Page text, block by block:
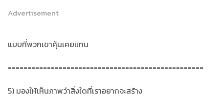
Advertisement
แบบที่พวกเขาคุ้นเคยแทน
==================================================
5) มองให้เห็นภาพว่าสิ่งใดที่เราอยากจะสร้าง